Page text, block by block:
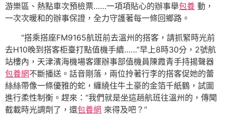
游樂區、熱點車次預檢票……一項項貼心的辦事舉包養 動，
一次次暖和的辦事保證，全力守護著每一條回鄉路。
“搭乘搭座FM9165航班前去溫州的搭客，請抓緊時光前
去H10晚到搭客柜臺打點值機手續……”早上8時30分，2號航
站樓內，天津濱海機場客運辦事部值機員陳霞青手持揚聲器
包養網不斷播送。話音剛落，兩位拎著行李的搭客促她的蕾
絲絲帶像一條優雅的蛇，纏繞住牛土豪的金箔千紙鶴，試圖
進行柔性制衡。趕來：“我們就是坐這趟航班往溫州的，傳聞
截載時光調劑了，還包養網 來得及吧？”